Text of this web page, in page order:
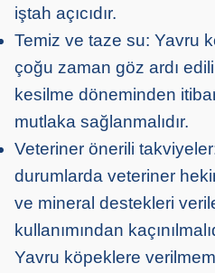
iştah açıcıdır.
Temiz ve taze su: Yavru
çoğu zaman göz ardı
kesilme döneminden
mutlaka sağlanmalıdır.
Veteriner önerili
durumlarda veteriner
ve mineral destekleri
kullanımından
Yavru köpeklere